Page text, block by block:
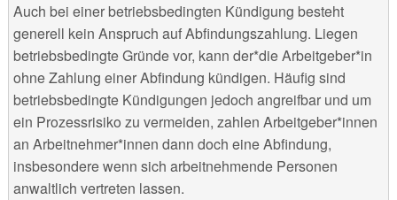
Auch bei einer betriebsbedingten Kündigung besteht
generell kein Anspruch auf Abfindungszahlung. Liegen
betriebsbedingte Gründe vor, kann der*die Arbeitgeber*in
ohne Zahlung einer Abfindung kündigen. Häufig sind
betriebsbedingte Kündigungen jedoch angreifbar und um
ein Prozessrisiko zu vermeiden, zahlen Arbeitgeber*innen
an Arbeitnehmer*innen dann doch eine Abfindung,
insbesondere wenn sich arbeitnehmende Personen
anwaltlich vertreten lassen.